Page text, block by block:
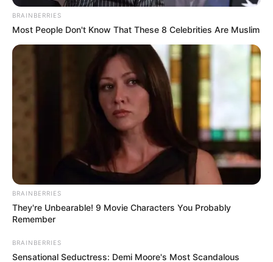
Lea También:
el control en el sector Curos y Piedecuesta
BRAINBERRIES
Most People Don't Know That These 8 Celebrities Are Muslim
BRAINBERRIES
They're Unbearable! 9 Movie Characters You Probably
Remember
BRAINBERRIES
Sensational Seductress: Demi Moore's Most Scandalous